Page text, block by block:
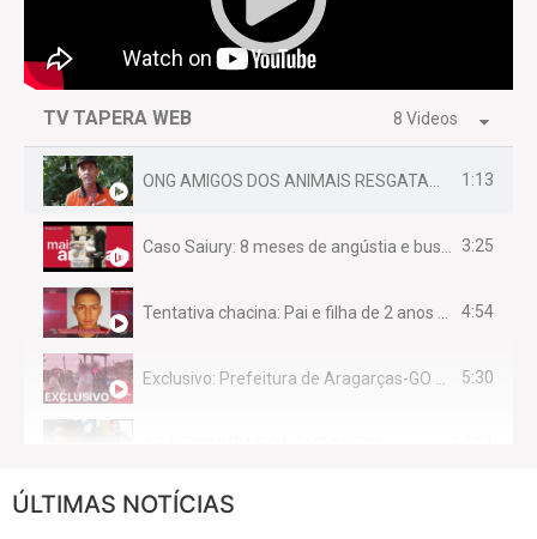
TV TAPERA WEB 8 Videos
1:13
3:25
4:54
5:30
CASO SAIURY - SEM CORTES
ÚLTIMAS NOTÍCIAS